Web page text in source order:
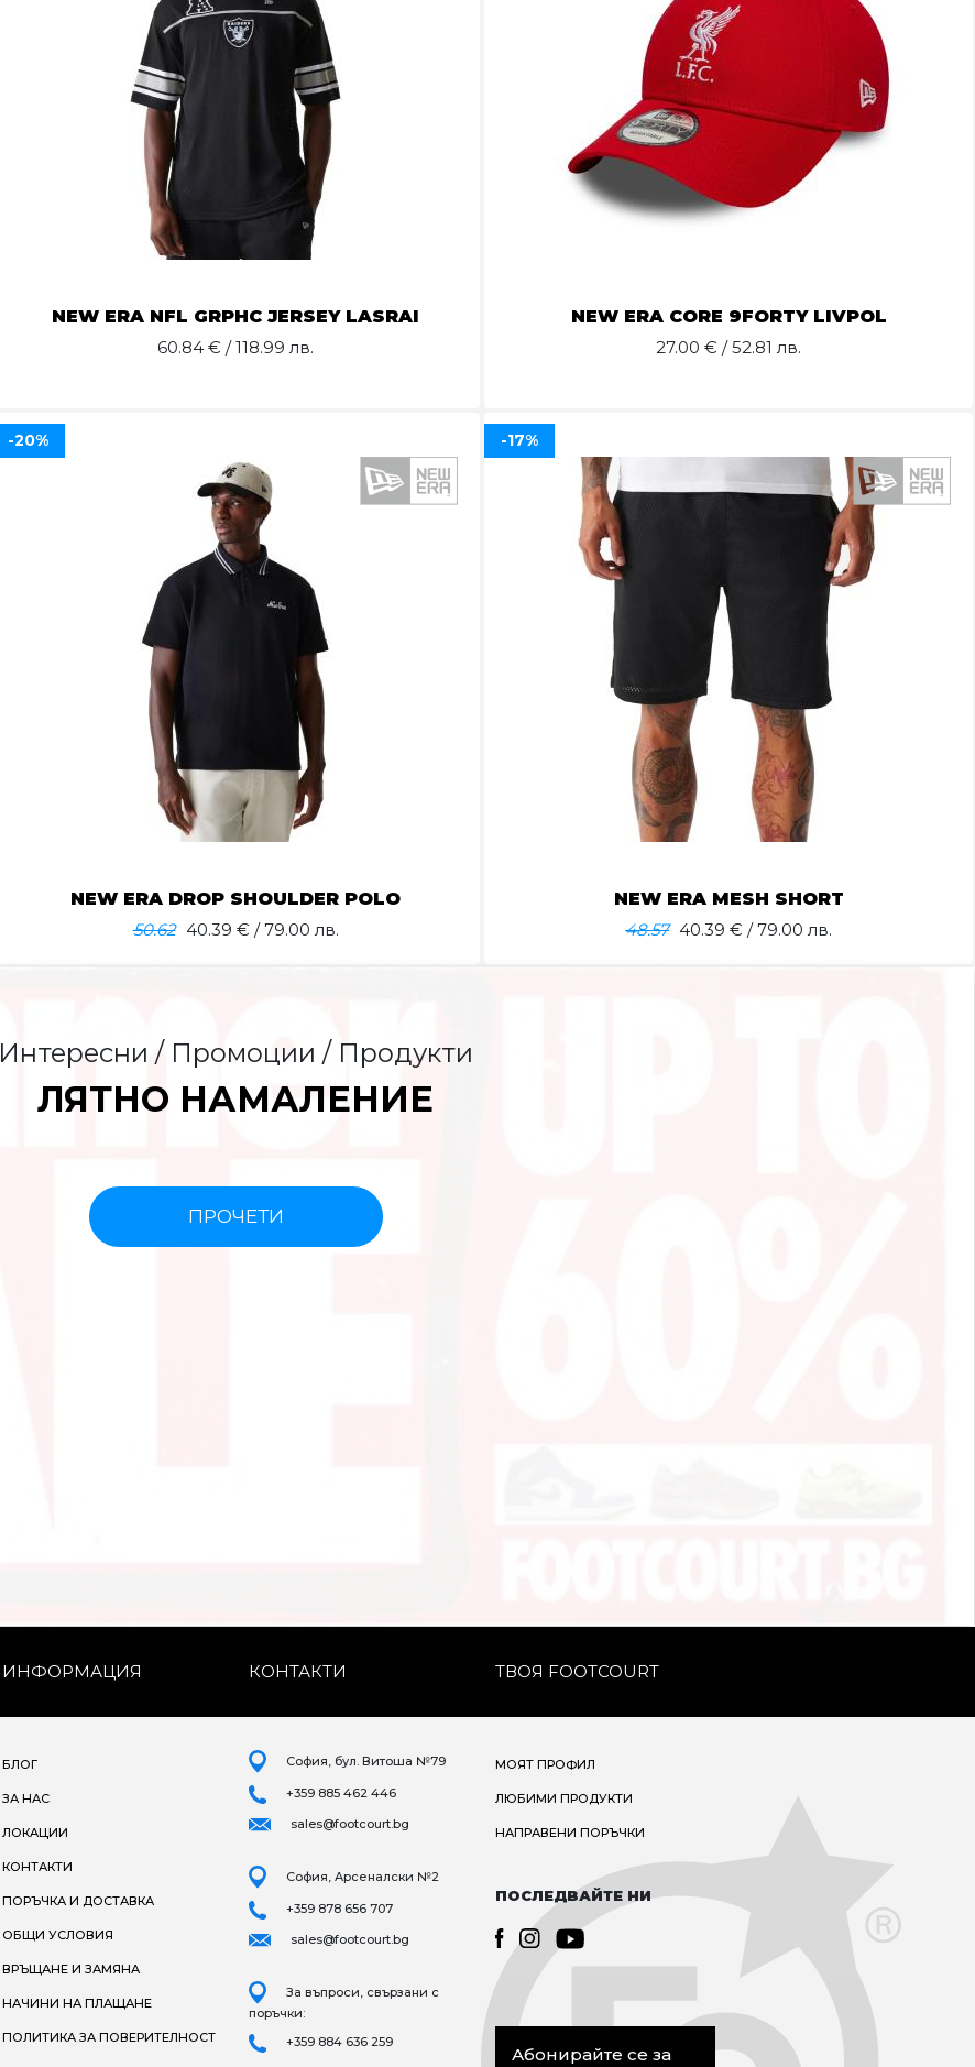
NEW ERA NFL GRPHC JERSEY LASRAI
60.84 € / 118.99 лв.
NEW ERA CORE 9FORTY LIVPOL
27.00 € / 52.81 лв.
NEW ERA DROP SHOULDER POLO
50.62 40.39 € / 79.00 лв.
-20%
NEW ERA MESH SHORT
48.57 40.39 € / 79.00 лв.
-17%
Интересни / Промоции / Продукти
ЛЯТНО НАМАЛЕНИЕ
ПРОЧЕТИ
ИНФОРМАЦИЯ КОНТАКТИ ТВОЯ FOOTCOURT
БЛОГ
ЗА НАС
ЛОКАЦИИ
КОНТАКТИ
ПОРЪЧКА И ДОСТАВКА
ОБЩИ УСЛОВИЯ
ВРЪЩАНЕ И ЗАМЯНА
НАЧИНИ НА ПЛАЩАНЕ
ПОЛИТИКА ЗА ПОВЕРИТЕЛНОСТ
София, бул. Витоша №79
+359 885 462 446
sales@footcourt.bg
София, Арсеналски №2
+359 878 656 707
sales@footcourt.bg
За въпроси, свързани с
поръчки:
+359 884 636 259
МОЯТ ПРОФИЛ
ЛЮБИМИ ПРОДУКТИ
НАПРАВЕНИ ПОРЪЧКИ
ПОСЛЕДВАЙТЕ НИ
Абонирайте се за